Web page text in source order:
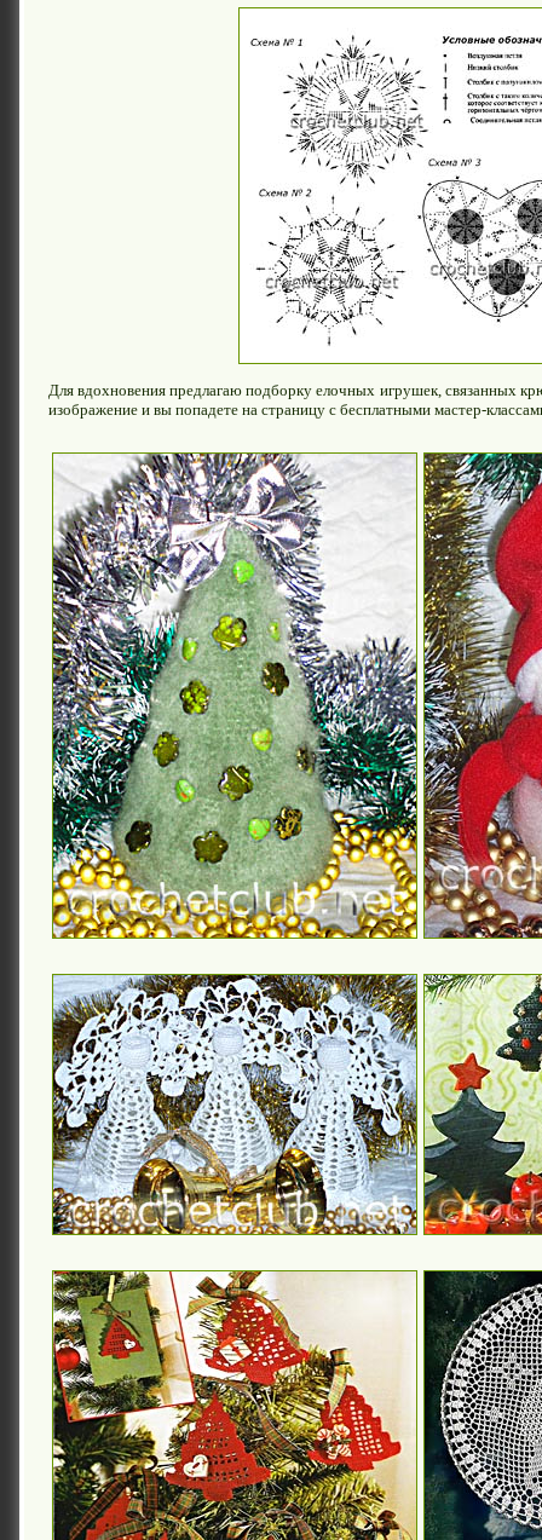
Для вдохновения предлагаю подборку елочных игрушек, связанных
изображение и вы попадете на страницу с бесплатными мастер-